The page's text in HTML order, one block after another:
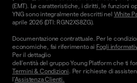
(EMT). Le caratteristiche, i diritti, le funzioni
YNG sono integralmente descritti nel White
aprile 2026 (DTI: RGN2XS8ZG).
Documentazione contrattuale. Per le
economiche, fai riferimento ai Fogli
Per il dettaglio
dell'entità del gruppo Young Platform che ti
Termini & Condizioni. Per richieste di
l'Assistenza Clienti.